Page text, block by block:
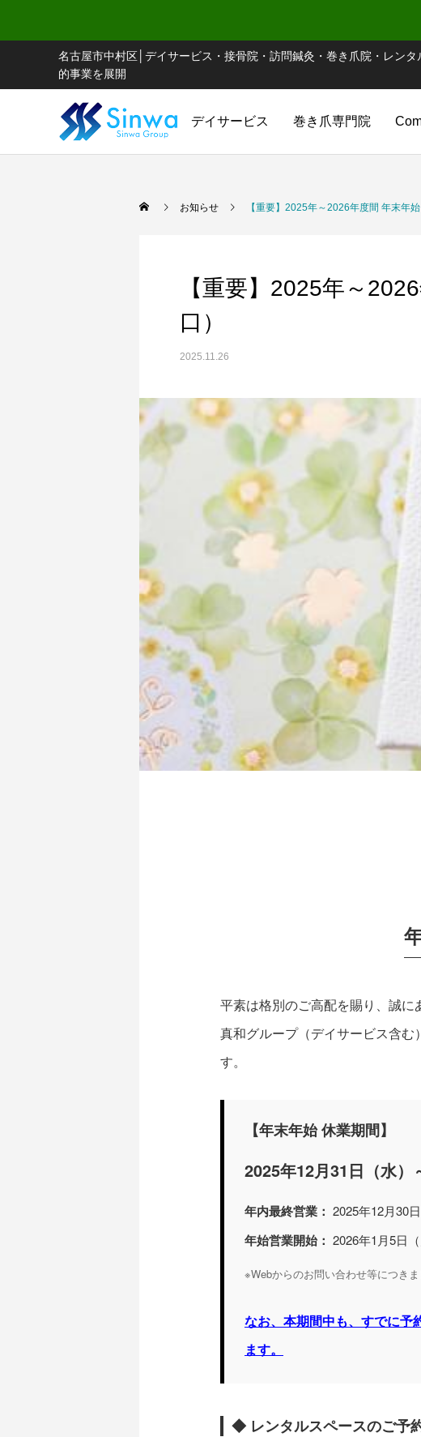
名古屋市中村区│デイサービス・接骨院・訪問鍼灸・巻き爪院・レン
的事業を展開
デイサービス 巻き爪専門院
お知らせ 【重要】2025年～2026年度間 年末年
【重要】2025年～
口）
2025.11.26
平素は格別のご高配を賜り、誠に
真和グループ（デイサービス含
す。
【年末年始 休業期間】
2025年12月31日（水）
年内最終営業： 2025年12月30
年始営業開始： 2026年1月5日
※Webからのお問い合わせ等につき
なお、本期間中も、すでに予
ます。
◆ レンタルスペースのご予